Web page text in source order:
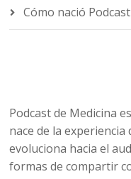
Cómo nació
Podcast de Medicina
nace de la experiencia
evoluciona hacia el
formas de compartir